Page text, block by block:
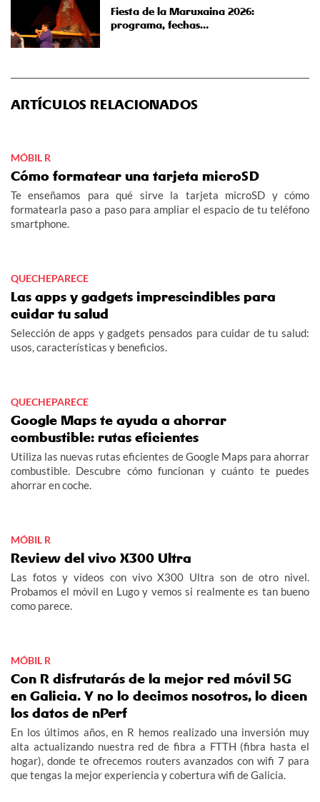
Fiesta de la Maruxaina 2026:
programa, fechas…
ARTÍCULOS RELACIONADOS
MÓBIL R
Cómo formatear una tarjeta microSD
Te enseñamos para qué sirve la tarjeta microSD y cómo
formatearla paso a paso para ampliar el espacio de tu teléfono
smartphone.
QUECHEPARECE
Las apps y gadgets imprescindibles para
cuidar tu salud
Selección de apps y gadgets pensados para cuidar de tu salud:
usos, características y beneficios.
QUECHEPARECE
Google Maps te ayuda a ahorrar
combustible: rutas eficientes
Utiliza las nuevas rutas eficientes de Google Maps para ahorrar
combustible. Descubre cómo funcionan y cuánto te puedes
ahorrar en coche.
MÓBIL R
Review del vivo X300 Ultra
Las fotos y vídeos con vivo X300 Ultra son de otro nivel.
Probamos el móvil en Lugo y vemos si realmente es tan bueno
como parece.
MÓBIL R
Con R disfrutarás de la mejor red móvil 5G
en Galicia. Y no lo decimos nosotros, lo dicen
los datos de nPerf
En los últimos años, en R hemos realizado una inversión muy
alta actualizando nuestra red de fibra a FTTH (fibra hasta el
hogar), donde te ofrecemos routers avanzados con wifi 7 para
que tengas la mejor experiencia y cobertura wifi de Galicia.